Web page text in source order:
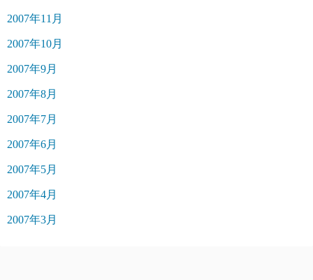
2007年11月
2007年10月
2007年9月
2007年8月
2007年7月
2007年6月
2007年5月
2007年4月
2007年3月